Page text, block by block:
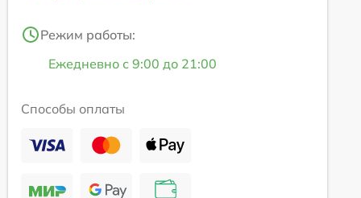
Режим работы:
Ежедневно с 9:00 до 21:00
Способы оплаты